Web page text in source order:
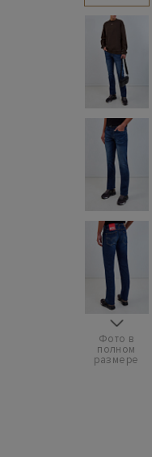
Фото в
полном
размере